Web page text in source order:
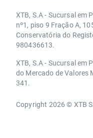
XTB, S.A - Sucursal em
nº1, piso 9 Fração A,
Conservatória do
980436613.
XTB, S.A - Sucursal em
do Mercado de Valores
341.
Copyright 2026 © XTB